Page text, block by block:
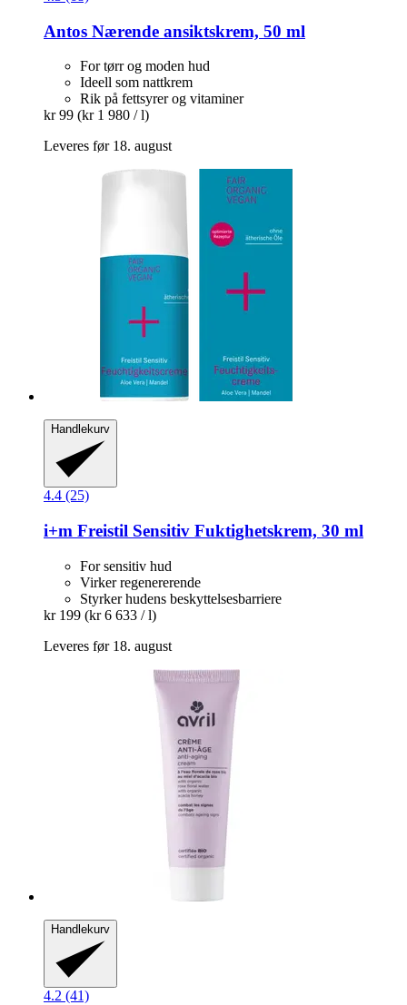
Antos Nærende ansiktskrem, 50 ml
For tørr og moden hud
Ideell som nattkrem
Rik på fettsyrer og vitaminer
kr 99 (kr 1 980 / l)
Leveres før 18. august
Handlekurv
4.4 (25)
i+m Freistil Sensitiv Fuktighetskrem, 30 ml
For sensitiv hud
Virker regenererende
Styrker hudens beskyttelsesbarriere
kr 199 (kr 6 633 / l)
Leveres før 18. august
Handlekurv
4.2 (41)